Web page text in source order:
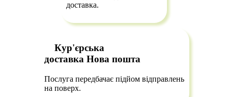
доставка.
Кур'єрська
доставка Нова пошта
Послуга передбачає підйом відправлень
на поверх.